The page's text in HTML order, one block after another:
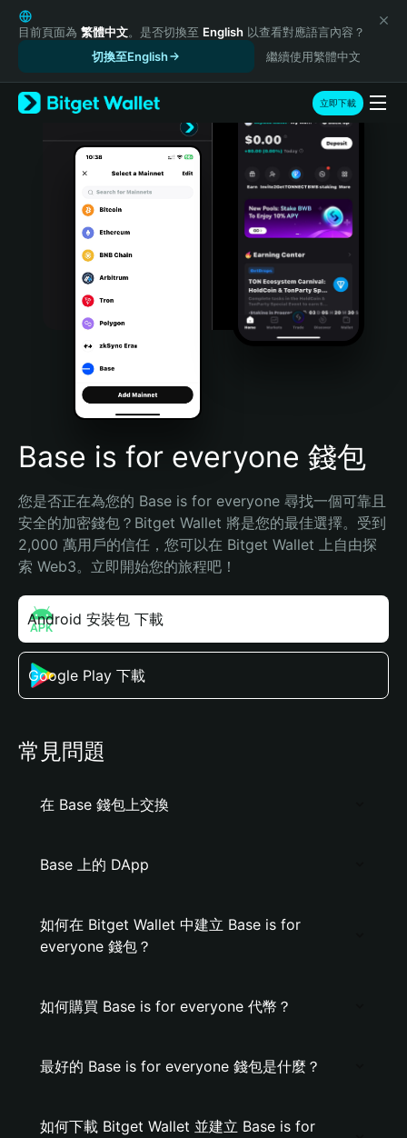
English
日本語
Русский
Español (Latinoamérica)
Türkçe
Português (Portugal)
Bahasa Indonesia
Português (Brasil)
Español (Argentina)
目前頁面為 繁體中文。是否切換至 English 以查看對應語言內容？
切換至English
繼續使用繁體中文
立即下載
Base is for everyone 錢包
您是否正在為您的 Base is for everyone 尋找一個可靠且
安全的加密錢包？Bitget Wallet 將是您的最佳選擇。受到
2,000 萬用戶的信任，您可以在 Bitget Wallet 上自由探
索 Web3。立即開始您的旅程吧！
Android 安裝包 下載
Google Play 下載
常見問題
在 Base 錢包上交換
Base 上的 DApp
如何在 Bitget Wallet 中建立 Base is for
everyone 錢包？
如何購買 Base is for everyone 代幣？
最好的 Base is for everyone 錢包是什麼？
如何下載 Bitget Wallet 並建立 Base is for